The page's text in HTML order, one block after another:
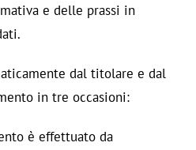
e delle prassi in
dal titolare e dal
in tre occasioni:
è effettuato da